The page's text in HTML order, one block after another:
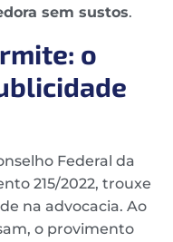
sem sustos.
o
Federal da
215/2022, trouxe
na advocacia. Ao
o provimento